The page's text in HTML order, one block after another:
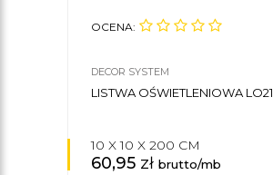
OCENA:
DECOR SYSTEM
LISTWA OŚWIETLENIOWA LO21
10 X 10 X 200 CM
60,95 zł brutto/mb